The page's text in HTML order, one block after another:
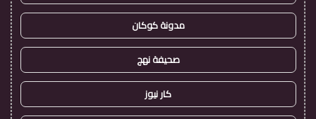
مدونة كوكان
صحيفة نهج
كار نيوز